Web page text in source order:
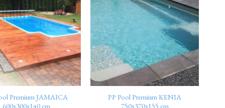
Premium JAMAICA
600x300x140 cm
PP Pool Premium KENIA
750x370x155 cm